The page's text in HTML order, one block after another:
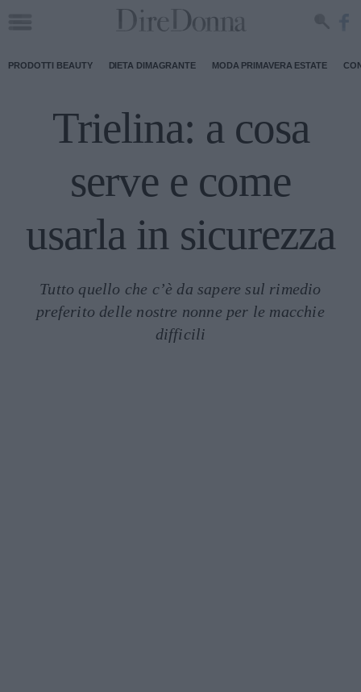
PRODOTTI BEAUTY DIETA DIMAGRANTE MODA PRIMAVERA ESTATE
Trielina: a cosa
serve e come
usarla in sicurezza
Tutto quello che c’è da sapere sul rimedio
preferito delle nostre nonne per le macchie
difficili